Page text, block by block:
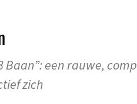
Baan”: een rauwe,
zich